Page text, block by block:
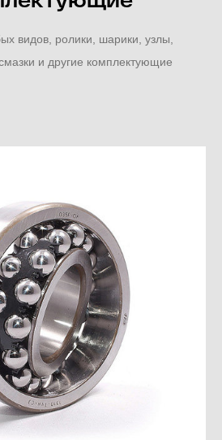
видов, ролики, шарики, узлы,
и другие комплектующие